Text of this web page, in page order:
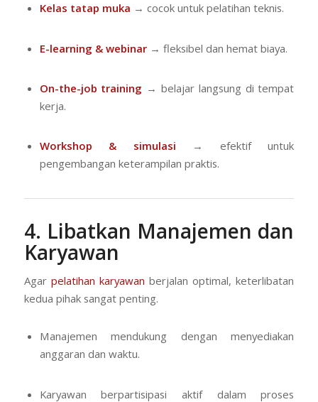
Kelas tatap muka → cocok untuk pelatihan teknis.
E-learning & webinar→ fleksibel dan hemat biaya.
On-the-job training → belajar langsung di tempat
kerja.
Workshop & simulasi → efektif untuk
pengembangan keterampilan praktis.
4. Libatkan Manajemen dan
Karyawan
Agar pelatihan karyawan berjalan optimal, keterlibatan
kedua pihak sangat penting.
Manajemen mendukung dengan menyediakan
anggaran dan waktu.
Karyawan berpartisipasi aktif dalam proses